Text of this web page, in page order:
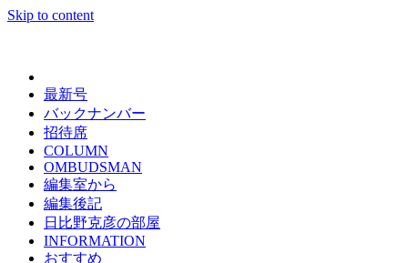
Skip to content
最新号
バックナンバー
招待席
COLUMN
OMBUDSMAN
編集室から
編集後記
日比野克彦の部屋
INFORMATION
おすすめ